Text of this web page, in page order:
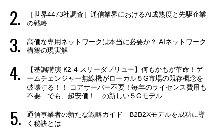
［世界4473社調査］通信業界におけるAI成熟度と先駆企業
の戦略
高価な専用ネットワークは本当に必要か？ AIネットワーク
構築の現実解
【基調講演 K2-4 スリーダブリュー】何もかもが革命！ゲ
ームチェンジャー無線機がローカル５G市場の既存概念を
破壊する！！ コアサーバー不要！毎年のライセンス費用も
不要！でも、超安価！ の新しい５Gモデル
通信事業者の新たな戦略ガイド B2B2Xモデルを成功に導
く秘訣とは